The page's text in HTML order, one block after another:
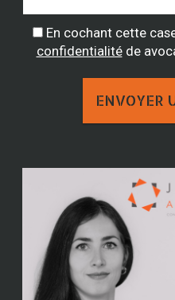
En cochant cette
confidentialitéde